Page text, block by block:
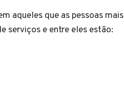
aqueles que as pessoas mais
serviços e entre eles estão: